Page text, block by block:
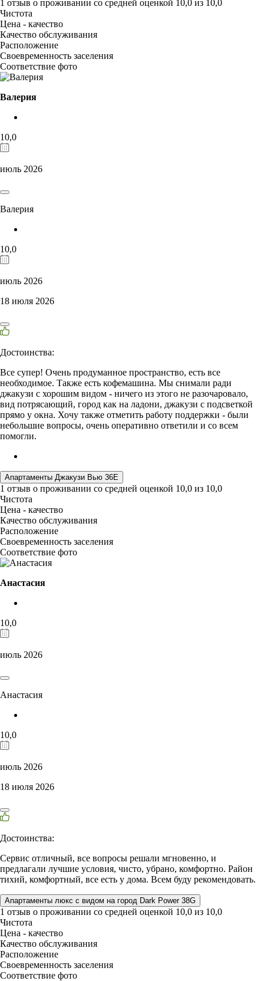
1 отзыв о проживании со средней оценкой 10,0 из 10,0
Чистота
Цена - качество
Качество обслуживания
Расположение
Своевременность заселения
Соответствие фото
Валерия
10,0
июль 2026
Валерия
10,0
июль 2026
18 июля 2026
Достоинства:
Все супер! Очень продуманное пространство, есть все
необходимое. Также есть кофемашина. Мы снимали ради
джакузи с хорошим видом - ничего из этого не разочаровало,
вид потрясающий, город как на ладони, джакузи с подсветкой
прямо у окна. Хочу также отметить работу поддержки - были
небольшие вопросы, очень оперативно ответили и со всем
помогли.
Апартаменты Джакузи Вью 36E
1 отзыв о проживании со средней оценкой 10,0 из 10,0
Чистота
Цена - качество
Качество обслуживания
Расположение
Своевременность заселения
Соответствие фото
Анастасия
10,0
июль 2026
Анастасия
10,0
июль 2026
18 июля 2026
Достоинства:
Сервис отличный, все вопросы решали мгновенно, и
предлагали лучшие условия, чисто, убрано, комфортно. Район
тихий, комфортный, все есть у дома. Всем буду рекомендовать.
Апартаменты люкс с видом на город Dark Power 38G
1 отзыв о проживании со средней оценкой 10,0 из 10,0
Чистота
Цена - качество
Качество обслуживания
Расположение
Своевременность заселения
Соответствие фото